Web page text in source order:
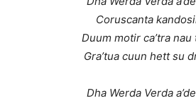
Coruscanta
Duum motir ca’tra nau
Gra’tua cuun hett su
Dha Werda Verda